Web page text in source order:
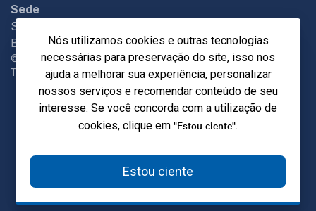
Sede
SBN - Quadra 1 - Bloco C Ed. Roberto Simonsen
Brasília/DF - CEP 7004-903
©Copyright 2024. Sistema Indústria.
Todos os direitos reservados.
Nós utilizamos cookies e outras tecnologias
necessárias para preservação do site, isso nos
ajuda a melhorar sua experiência, personalizar
nossos serviços e recomendar conteúdo de seu
interesse. Se você concorda com a utilização de
cookies, clique em "Estou ciente".
Estou ciente